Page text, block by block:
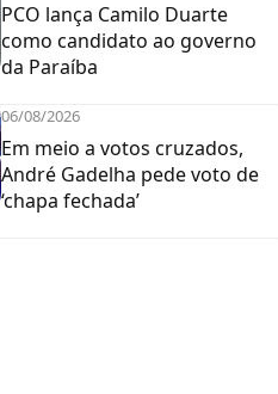
PCO lança Camilo Duarte
como candidato ao governo
da Paraíba
06/08/2026
Em meio a votos cruzados,
André Gadelha pede voto de
‘chapa fechada’